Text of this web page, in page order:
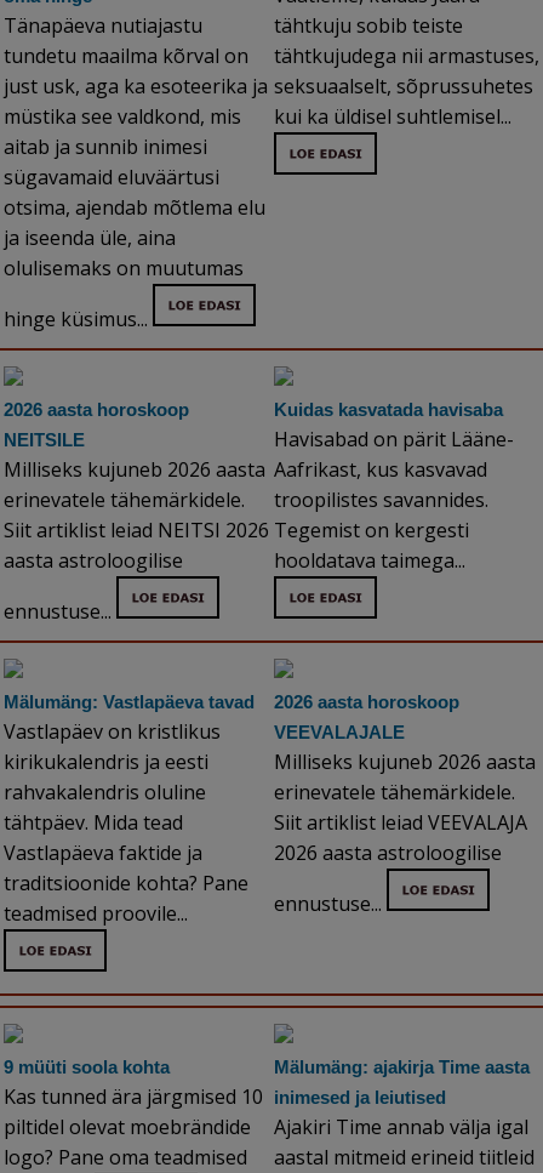
Tänapäeva nutiajastu
tundetu maailma kõrval on
just usk, aga ka esoteerika ja
müstika see valdkond, mis
aitab ja sunnib inimesi
sügavamaid eluväärtusi
otsima, ajendab mõtlema elu
ja iseenda üle, aina
olulisemaks on muutumas
hinge küsimus...
tähtkuju sobib teiste
tähtkujudega nii armastuses,
seksuaalselt, sõprussuhetes
kui ka üldisel suhtlemisel...
2026 aasta horoskoop
NEITSILE
Milliseks kujuneb 2026 aasta
erinevatele tähemärkidele.
Siit artiklist leiad NEITSI 2026
aasta astroloogilise
ennustuse...
Kuidas kasvatada havisaba
Havisabad on pärit Lääne-
Aafrikast, kus kasvavad
troopilistes savannides.
Tegemist on kergesti
hooldatava taimega...
Mälumäng: Vastlapäeva tavad
Vastlapäev on kristlikus
kirikukalendris ja eesti
rahvakalendris oluline
tähtpäev. Mida tead
Vastlapäeva faktide ja
traditsioonide kohta? Pane
teadmised proovile...
2026 aasta horoskoop
VEEVALAJALE
Milliseks kujuneb 2026 aasta
erinevatele tähemärkidele.
Siit artiklist leiad VEEVALAJA
2026 aasta astroloogilise
ennustuse...
9 müüti soola kohta
Kas tunned ära järgmised 10
piltidel olevat moebrändide
logo? Pane oma teadmised
Mälumäng: ajakirja Time aasta
inimesed ja leiutised
Ajakiri Time annab välja igal
aastal mitmeid erineid tiitleid